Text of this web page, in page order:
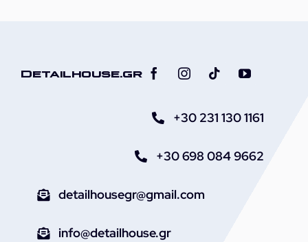
Detailhouse.gr
+30 231 130 1161
+30 698 084 9662
detailhousegr@gmail.com
info@detailhouse.gr